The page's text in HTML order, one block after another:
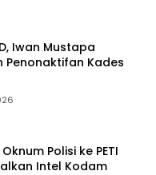
Iwan Mustapa
Penonaktifan Kades
Polisi ke PETI
Intel Kodam